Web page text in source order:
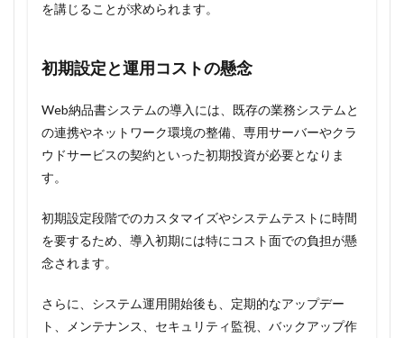
を講じることが求められます。
初期設定と運用コストの懸念
Web納品書システムの導入には、既存の業務システムと
の連携やネットワーク環境の整備、専用サーバーやクラ
ウドサービスの契約といった初期投資が必要となりま
す。
初期設定段階でのカスタマイズやシステムテストに時間
を要するため、導入初期には特にコスト面での負担が懸
念されます。
さらに、システム運用開始後も、定期的なアップデー
ト、メンテナンス、セキュリティ監視、バックアップ作